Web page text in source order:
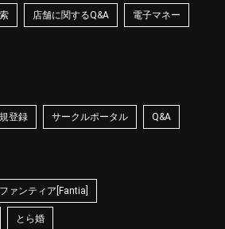
店舗に関するQ&A 電子マネー
登録 サークルポータル Q&A
ファンティア[Fantia]
とら婚